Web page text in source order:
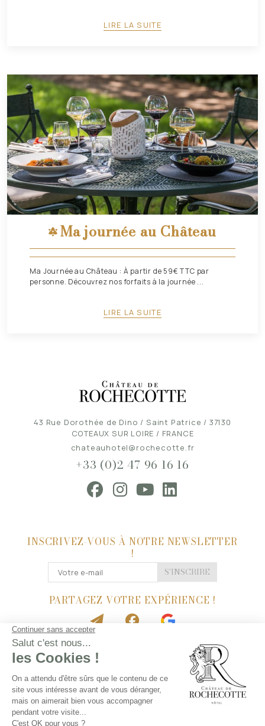
LIRE LA SUITE
Ma journée au Château
Ma Journée au Château : À partir de 59€ TTC par
personne. Découvrez nos forfaits à la journée ...
LIRE LA SUITE
43 Rue Dorothée de Dino / Saint Patrice / 37130
COTEAUX SUR LOIRE / FRANCE
chateauhotel@rochecotte.fr
+33 (0)2 47 96 16 16
INSCRIVEZ-VOUS À NOTRE NEWSLETTER
!
S'INSCRIRE
PARTAGEZ VOTRE EXPÉRIENCE !